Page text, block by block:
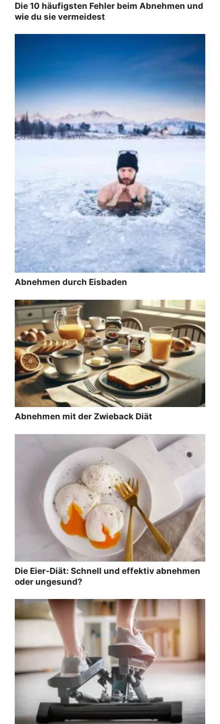
Die 10 häufigsten Fehler beim Abnehmen und
wie du sie vermeidest
Abnehmen durch Eisbaden
Abnehmen mit der Zwieback Diät
Die Eier-Diät: Schnell und effektiv abnehmen
oder ungesund?